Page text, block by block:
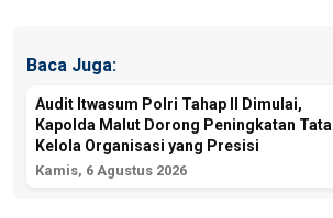
Baca Juga:
Audit Itwasum Polri Tahap II Dimulai,
Kapolda Malut Dorong Peningkatan Tata
Kelola Organisasi yang Presisi
Kamis, 6 Agustus 2026